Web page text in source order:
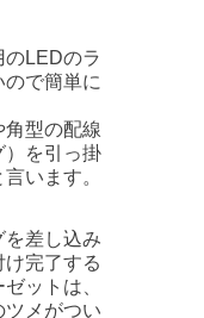
のLEDのラ
で簡単に
角型の配線
）を引っ掛
います。
を差し込み
完了する
ットは、
ツメがつい